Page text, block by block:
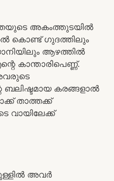
അകംത്തുടയിൽ
കൊണ്ട് ഗുദത്തിലും
ആഴത്തിൽ
കാന്താരിപെണ്ണ്.
കരങ്ങളാൽ
താത്തക്ക്
വായിലേക്ക്
അവർ